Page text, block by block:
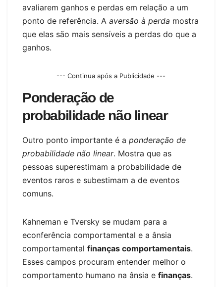
avaliarem ganhos e perdas em relação a um
ponto de referência. A aversão à perda mostra
que elas são mais sensíveis a perdas do que a
ganhos.
--- Continua após a Publicidade ---
Ponderação de
probabilidade não linear
Outro ponto importante é a ponderação de
probabilidade não linear. Mostra que as
pessoas superestimam a probabilidade de
eventos raros e subestimam a de eventos
comuns.
Kahneman e Tversky se mudam para a
econferência comportamental e a ânsia
comportamental finanças comportamentais.
Esses campos procuram entender melhor o
comportamento humano na ânsia e finanças.